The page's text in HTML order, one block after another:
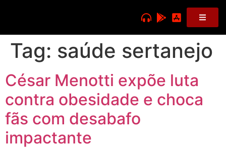
Tag: saúde sertanejo
César Menotti expõe luta
contra obesidade e choca
fãs com desabafo
impactante